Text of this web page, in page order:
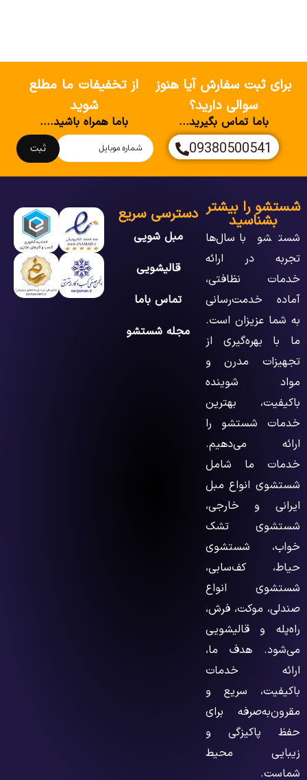
برای ثبت سفارش آیا هنوز
سوالی دارید؟
باما تماس بگیرید...
09380500541
از تخفیفات ما مطلع
شوید
باما همراه باشید....
ثبت
شستشو را بیشتر
بشناسید
شستشو با سال‌ها
تجربه در ارائه
خدمات نظافتی،
آماده خدمت‌رسانی
به شما عزیزان است.
ما با بهره‌گیری از
تجهیزات مدرن و
مواد شوینده
باکیفیت، بهترین
خدمات شستشو را
ارائه می‌دهیم.
خدمات ما شامل
شستشوی انواع مبل
ایرانی و خارجی،
شستشوی تشک
خواب، شستشوی
حیاط، کف‌سابی،
شستشوی انواع
صندلی، موکت، فرش،
راه‌پله و قالیشویی
می‌شود. هدف ما،
ارائه خدمات
باکیفیت، سریع و
مقرون‌به‌صرفه برای
حفظ پاکیزگی و
زیبایی محیط
شماست.
دسترسی سریع
مبل شویی
قالیشویی
تماس باما
مجله شستشو